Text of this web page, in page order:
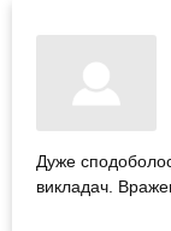
Дуже
викладач.